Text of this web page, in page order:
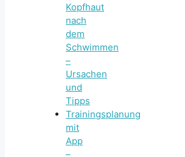
Kopfhaut
nach
dem
Schwimmen
–
Ursachen
und
Tipps
Trainingsplanung
mit
App
–